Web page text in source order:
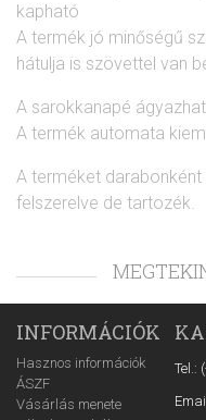
kapható
A termék jó minőségű
hátulja is szövettel van
A sarokkanapé
A termék automata
A terméket darabonként
felszerelve de tartozék.
INFORMÁCIÓK
Hasznos információk
ÁSZF
Vásárlás menete
Tel.: